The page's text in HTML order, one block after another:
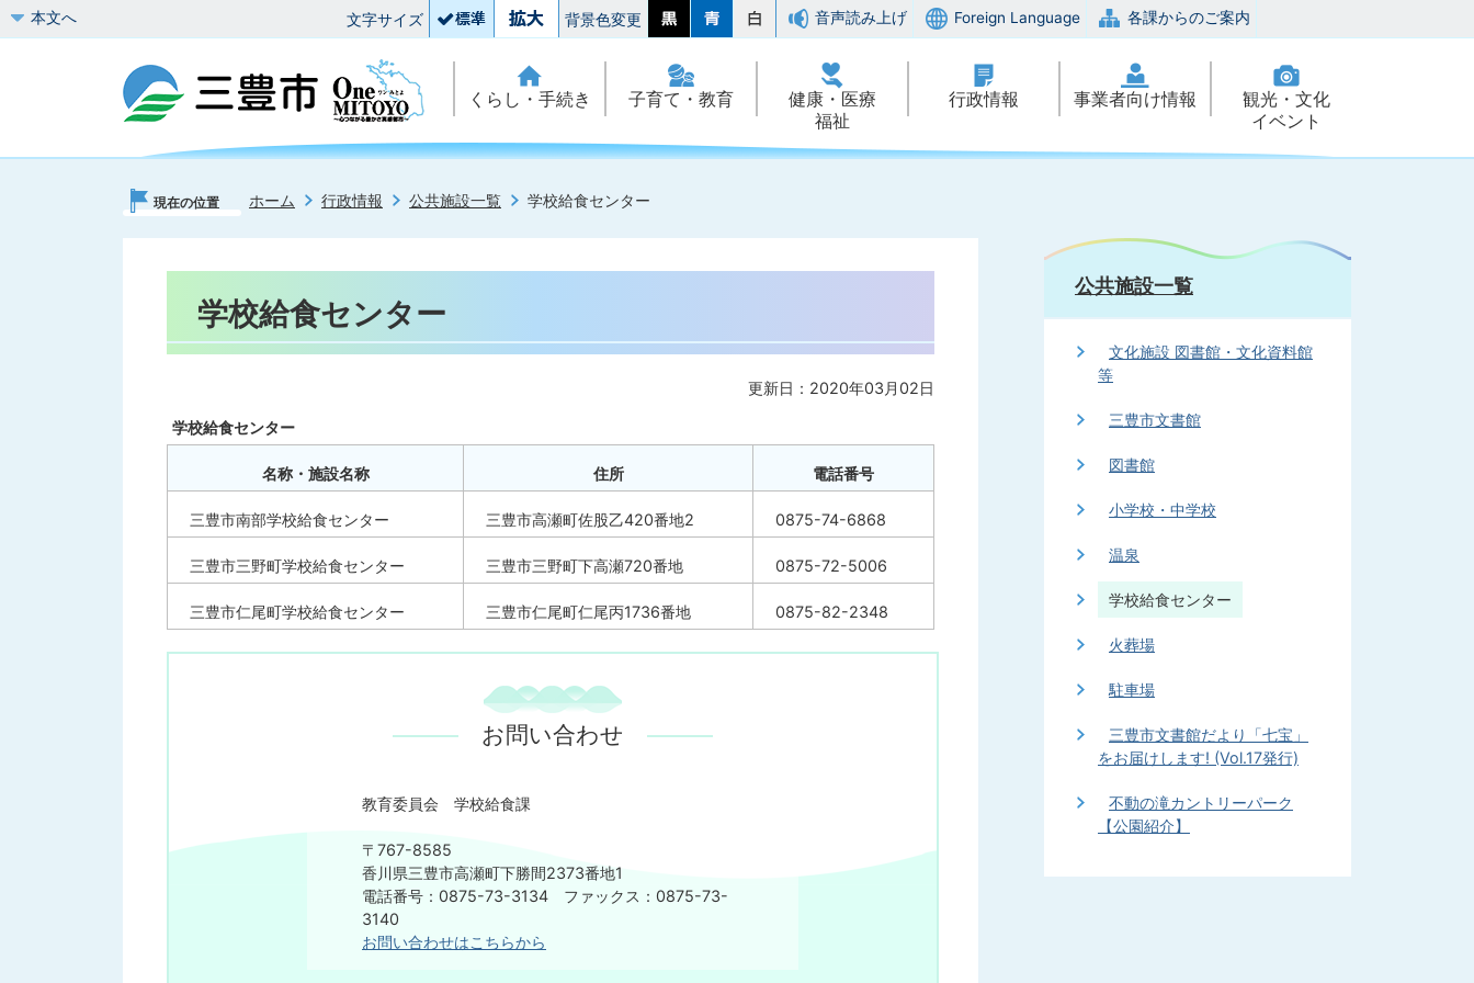
本文へ 文字サイズ 背景色変更 音声読み上げ Foreign Language 各課からのご案内
くらし・手続き 子育て・教育
健康・医療
福祉
行政情報 事業者向け情報
観光・文化
イベント
現在の位置 ホーム 行政情報 公共施設一覧 学校給食センター
学校給食センター
更新日：2020年03月02日
学校給食センター
名称・施設名称 住所 電話番号
三豊市南部学校給食センター 三豊市高瀬町佐股乙420番地2 0875-74-6868
三豊市三野町学校給食センター 三豊市三野町下高瀬720番地 0875-72-5006
三豊市仁尾町学校給食センター 三豊市仁尾町仁尾丙1736番地 0875-82-2348
お問い合わせ
教育委員会 学校給食課
〒767-8585
香川県三豊市高瀬町下勝間2373番地1
電話番号：0875-73-3134 ファックス：0875-73-
3140
お問い合わせはこちらから
公共施設一覧
文化施設 図書館・文化資料館
等
三豊市文書館
図書館
小学校・中学校
温泉
学校給食センター
火葬場
駐車場
三豊市文書館だより「七宝」
をお届けします! (Vol.17発行)
不動の滝カントリーパーク
【公園紹介】